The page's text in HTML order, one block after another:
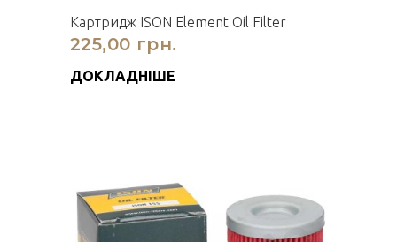
Картридж ISON Element Oil Filter
225,00 грн.
ДОКЛАДНІШЕ